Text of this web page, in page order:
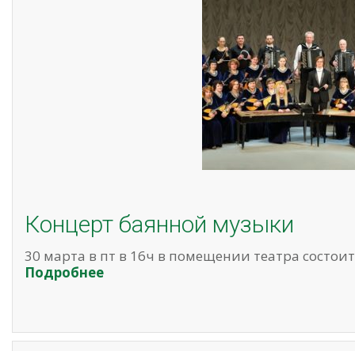
Концерт баянной музыки
30 марта в пт в 16ч в помещении театра
Подробнее